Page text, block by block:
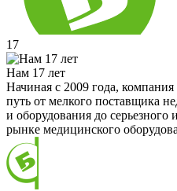
17
Нам 17 лет
Начиная с 2009 года,
путь от мелкого поставщика
и оборудования до серьезного
рынке медицинского